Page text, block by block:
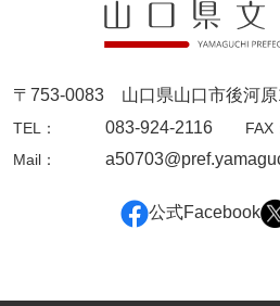
〒753-0083 山口県山口市後河原
TEL：
083-924-2116 FAX
Mail：
公式Facebook